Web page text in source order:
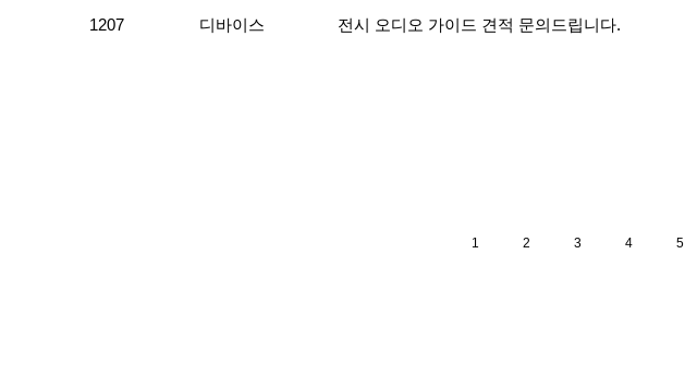
1207 디바이스 전시 오디오 가이드 견적 문의드립니다.
1 2 3 4 5